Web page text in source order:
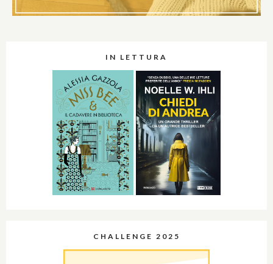
IN LETTURA
CHALLENGE 2025